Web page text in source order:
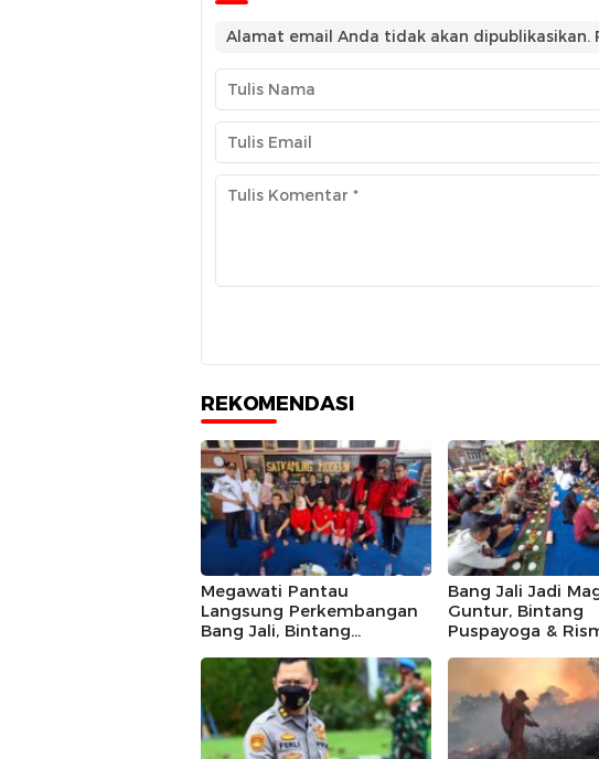
Alamat email Anda tidak akan dipublikasikan.
REKOMENDASI
Megawati Pantau
Langsung Perkembangan
Bang Jali, Bintang
Program
Bang Jali Jadi
Guntur, Bintang
Puspayoga &